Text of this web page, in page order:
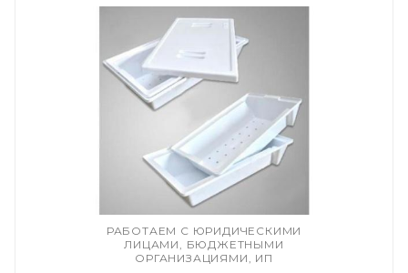
РАБОТАЕМ С ЮРИДИЧЕСКИМИ
ЛИЦАМИ, БЮДЖЕТНЫМИ
ОРГАНИЗАЦИЯМИ, ИП